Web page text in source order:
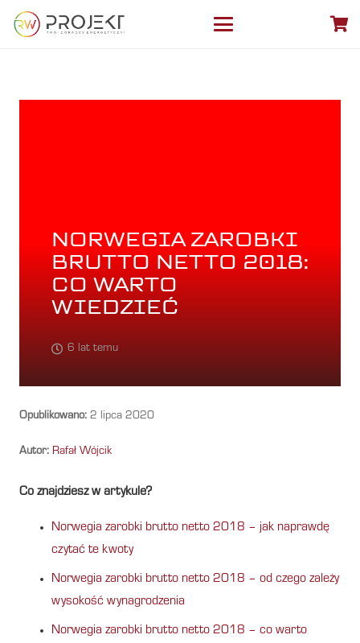
NORWEGIA ZAROBKI
BRUTTO NETTO 2018:
CO WARTO
WIEDZIEĆ
6 lat temu
Opublikowano: 2 lipca 2020
Autor: Rafał Wójcik
Co znajdziesz w artykule?
Norwegia zarobki brutto netto 2018 – jak naprawdę
czytać te kwoty
Norwegia zarobki brutto netto 2018 – od czego zależy
wysokość wynagrodzenia
Norwegia zarobki brutto netto 2018 – co warto